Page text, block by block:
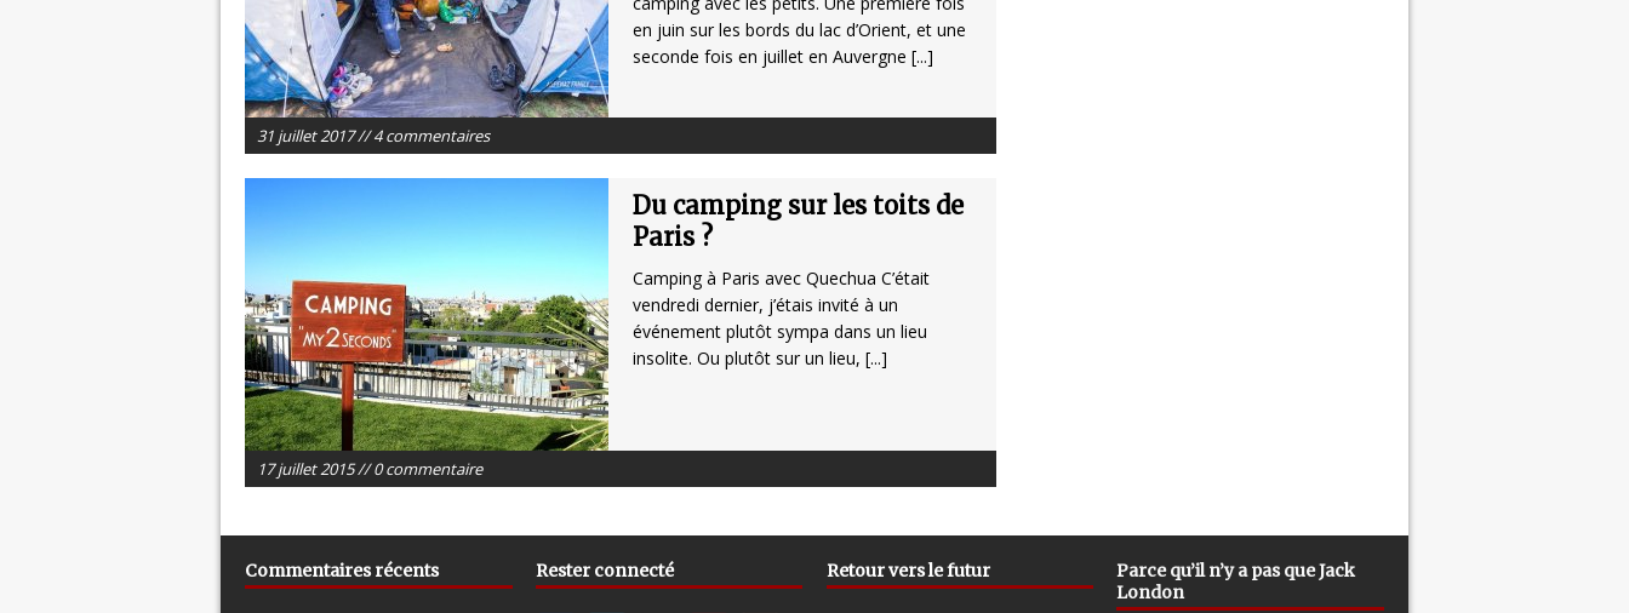
en juin sur les bords du lac d’Orient, et une
seconde fois en juillet en Auvergne [...]
31 juillet 2017 // 4 commentaires
Du camping sur les toits de
Paris ?
Camping à Paris avec Quechua C’était
vendredi dernier, j’étais invité à un
événement plutôt sympa dans un lieu
insolite. Ou plutôt sur un lieu, [...]
17 juillet 2015 // 0 commentaire
Commentaires récents Rester connecté Retour vers le futur
Parce qu’il n’y a pas que Jack
London